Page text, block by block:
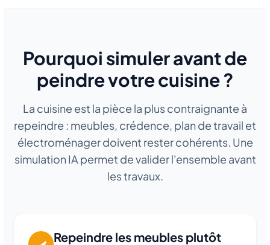
Pourquoi simuler avant de
peindre votre cuisine ?
La cuisine est la pièce la plus contraignante à
repeindre : meubles, crédence, plan de travail et
électroménager doivent rester cohérents. Une
simulation IA permet de valider l'ensemble avant
les travaux.
Repeindre les meubles plutôt